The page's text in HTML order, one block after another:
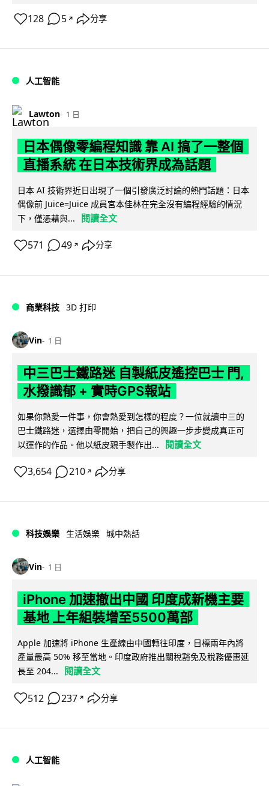
128 5 ↗ 分享
人工智能
Lawton 1 日
日本偶像零編程知識 靠 AI 搞了一整個
直播系統 在日本技術界成為話題
日本 AI 技術界近日出現了一個引發廣泛討論的熱門話題：日本
偶像前 Juice=Juice 成員宮本佳林在完全沒有編程經驗的情況
下，僅憑藉與...
閱讀全文
571 49 ↗ 分享
商業科技 3D 打印
Vin 1 日
中三巴士鐵路迷 自製紙皮遙控巴士 門,
水撥識郁 + 實時GPS報站
如果你熱愛一件事，你會熱愛到怎樣的程度？一位就讀中三的
巴士鐵路迷，選擇由零開始，把自己的興趣一步步變成真正可
以運作的作品。他以紙皮親手製作出...
閱讀全文
3,654 210 ↗ 分享
科技娛樂 生活娛樂 城中熱話
Vin 1 日
iPhone 加速撤出中國 印度成新機主要
基地 上年組裝增至5500萬部
Apple 加速將 iPhone 生產線由中國轉往印度，目標兩年內將
產量最高 50% 移至當地。印度政府推出關稅豁免及稅務優惠延
長至 204...
閱讀全文
512 237 ↗ 分享
人工智能